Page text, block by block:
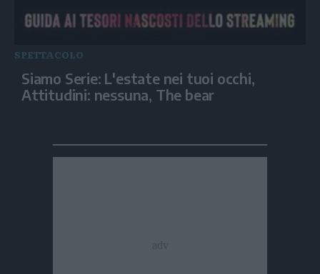
SPETTACOLO
Siamo Serie: L'estate nei tuoi occhi,
Attitudini: nessuna, The bear